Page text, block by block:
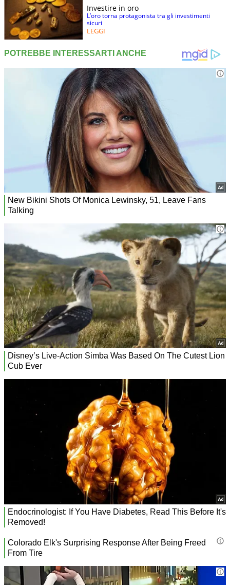
Investire in oro
L’oro torna protagonista tra gli investimenti
sicuri
LEGGI